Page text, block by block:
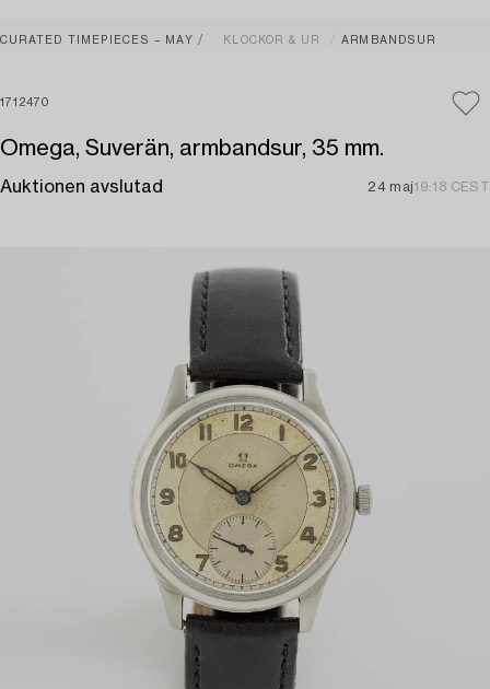
CURATED TIMEPIECES – MAY KLOCKOR & UR ARMBANDSUR
1712470
Omega, Suverän, armbandsur, 35 mm.
Auktionen avslutad 24 maj19:18 CEST